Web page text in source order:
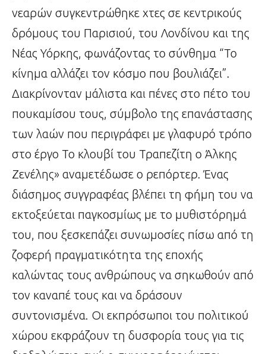
νεαρών συγκεντρώθηκε χτες σε κεντρικούς
δρόμους του Παρισιού, του Λονδίνου και της
Νέας Υόρκης, φωνάζοντας το σύνθημα “Το
κίνημα αλλάζει τον κόσμο που βουλιάζει”.
Διακρίνονταν μάλιστα και πένες στο πέτο του
πουκαμίσου τους, σύμβολο της επανάστασης
των λαών που περιγράφει με γλαφυρό τρόπο
στο έργο Το κλουβί του Τραπεζίτη ο Άλκης
Ζενέλης» αναμετέδωσε ο ρεπόρτερ. Ένας
διάσημος συγγραφέας βλέπει τη φήμη του να
εκτοξεύεται παγκοσμίως με το μυθιστόρημά
του, που ξεσκεπάζει συνωμοσίες πίσω από τη
ζοφερή πραγματικότητα της εποχής
καλώντας τους ανθρώπους να σηκωθούν από
τον καναπέ τους και να δράσουν
συντονισμένα. Οι εκπρόσωποι του πολιτικού
χώρου εκφράζουν τη δυσφορία τους για τις